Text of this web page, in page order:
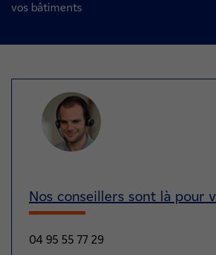
vos bâtiments
Nos conseillers sont là pour
04 95 55 77 29